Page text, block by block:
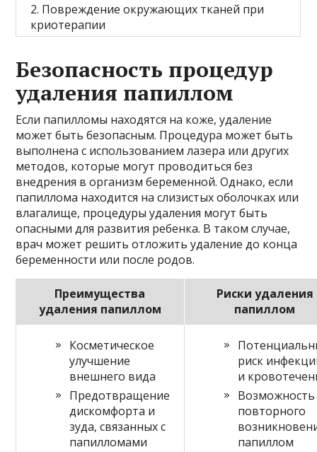
2. Повреждение окружающих тканей при
криотерапии
Безопасность процедур
удаления папиллом
Если папилломы находятся на коже, удаление
может быть безопасным. Процедура может быть
выполнена с использованием лазера или других
методов, которые могут проводиться без
внедрения в организм беременной. Однако, если
папиллома находится на слизистых оболочках или
влагалище, процедуры удаления могут быть
опасными для развития ребенка. В таком случае,
врач может решить отложить удаление до конца
беременности или после родов.
Преимущества
удаления папиллом
Риски удаления
папиллом
Косметическое
улучшение
внешнего вида
Предотвращение
дискомфорта и
зуда, связанных с
папилломами
риск
и
Возможность
повторного
папиллом